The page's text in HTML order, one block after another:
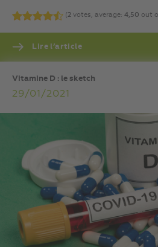
(2 votes, average: 4,50 out
Lire l’article
Vitamine D : le sketch
29/01/2021